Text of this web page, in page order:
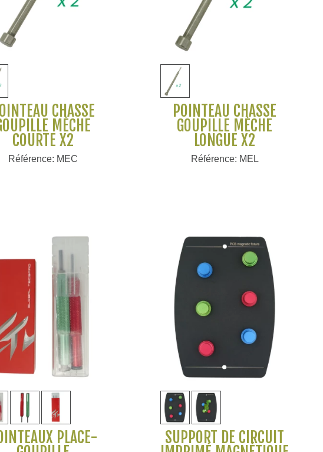
CHASSE
MÈCHE
COURTE X2
Référence: MEC
POINTEAU CHASSE
GOUPILLE MÈCHE
LONGUE X2
Référence: MEL
Voir plus
PLACE-
Voir plus
SUPPORT DE CIRCUIT